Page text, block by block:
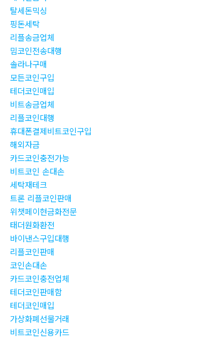
탈세돈믹싱
핑돈세탁
리플송금업체
밈코인전송대행
솔라나구매
모든코인구입
테더코인매입
비트송금업체
리플코인대행
휴대폰결제비트코인구입
해외자금
카드코인충전가능
비트코인 손대손
세탁재테크
트론 리플코인판매
위챗페이현금화전문
태더원화환전
바이낸스구입대행
리플코인판매
코인손대손
카드코인충전업체
테더코인판매함
테더코인매입
가상화폐선물거래
비트코인신용카드